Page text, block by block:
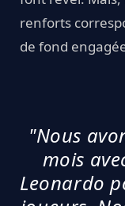
renforts
de fond
"Nous
mois
Leonardo